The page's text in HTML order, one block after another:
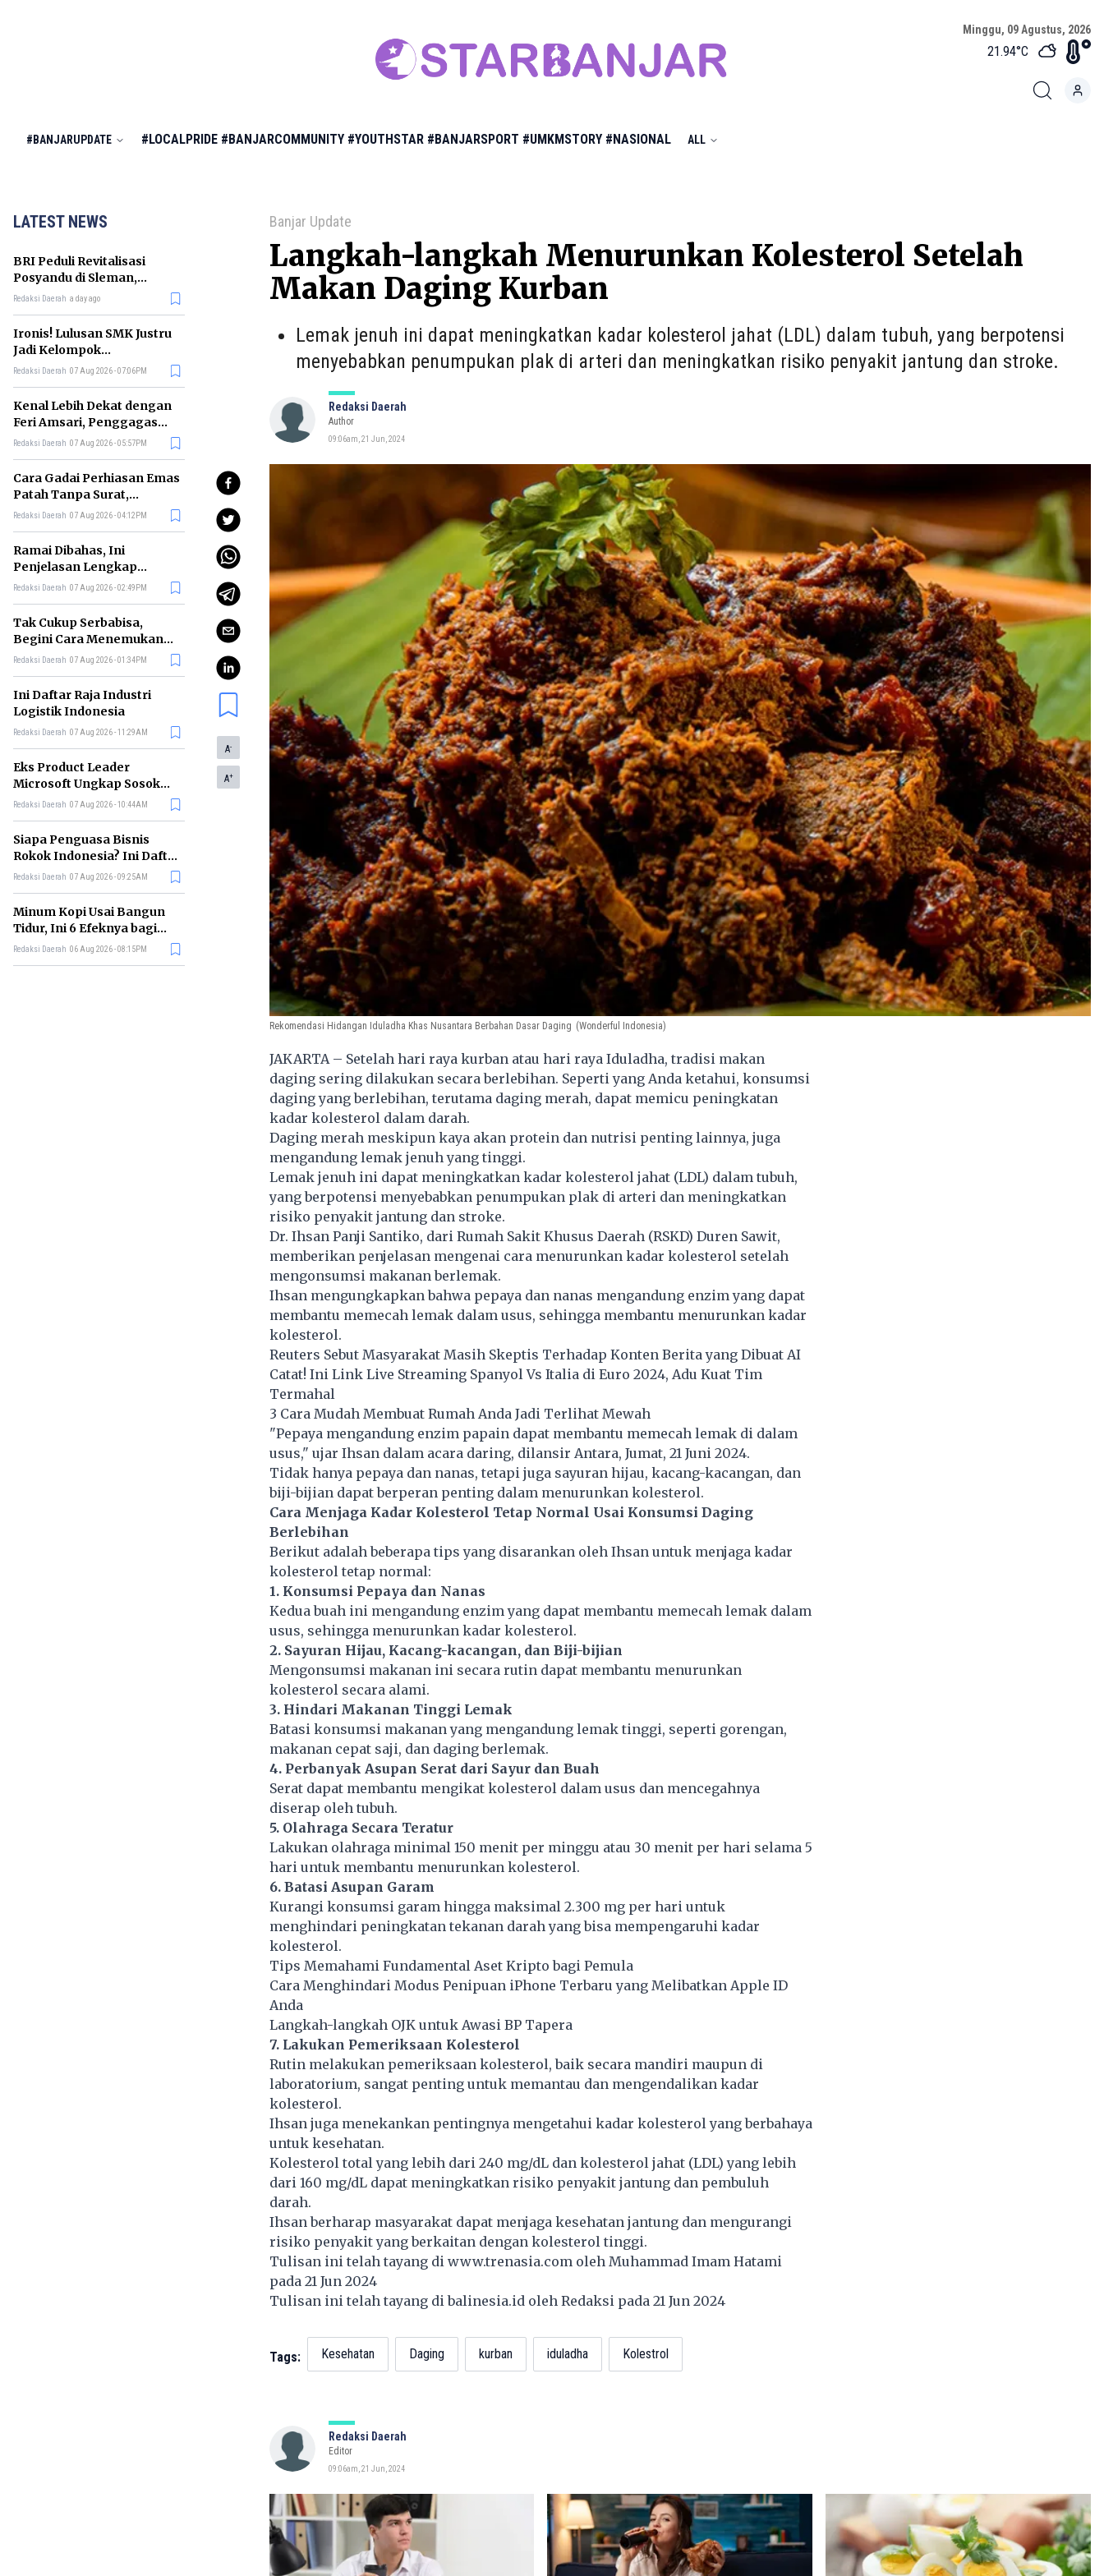
Minggu, 09 Agustus, 2026
21.94°C
#BANJARUPDATE #LOCALPRIDE #BANJARCOMMUNITY #YOUTHSTAR #BANJARSPORT #UMKMSTORY #NASIONAL ALL
LATEST NEWS
BRI Peduli Revitalisasi
Posyandu di Sleman,
Dorong Penurunan
Redaksi Daerah a day ago
Ironis! Lulusan SMK Justru
Jadi Kelompok
Pengangguran Terbanyak
Redaksi Daerah 07 Aug 2026 - 07:06PM
Kenal Lebih Dekat dengan
Feri Amsari, Penggagas
Kabinet Bayangan
Redaksi Daerah 07 Aug 2026 - 05:57PM
Cara Gadai Perhiasan Emas
Patah Tanpa Surat,
Ternyata Tetap Bisa!
Redaksi Daerah 07 Aug 2026 - 04:12PM
Ramai Dibahas, Ini
Penjelasan Lengkap
tentang Konsep Kabinet
Redaksi Daerah 07 Aug 2026 - 02:49PM
Tak Cukup Serbabisa,
Begini Cara Menemukan
'Spike' agar CV Dilirik HR
Redaksi Daerah 07 Aug 2026 - 01:34PM
Ini Daftar Raja Industri
Logistik Indonesia
Redaksi Daerah 07 Aug 2026 - 11:29AM
Eks Product Leader
Microsoft Ungkap Sosok
yang Paling Cocok
Redaksi Daerah 07 Aug 2026 - 10:44AM
Siapa Penguasa Bisnis
Rokok Indonesia? Ini Daftar
Perusahaan Terbesarnya
Redaksi Daerah 07 Aug 2026 - 09:25AM
Minum Kopi Usai Bangun
Tidur, Ini 6 Efeknya bagi
Kesehatan Tubuh
Redaksi Daerah 06 Aug 2026 - 08:15PM
Banjar Update
Langkah-langkah Menurunkan Kolesterol Setelah
Makan Daging Kurban
Lemak jenuh ini dapat meningkatkan kadar kolesterol jahat (LDL) dalam tubuh, yang berpotensi
menyebabkan penumpukan plak di arteri dan meningkatkan risiko penyakit jantung dan stroke.
Redaksi Daerah
Author
09:06am, 21 Jun, 2024
A-
A+
Rekomendasi Hidangan Iduladha Khas Nusantara Berbahan Dasar Daging (Wonderful Indonesia)
JAKARTA – Setelah hari raya kurban atau hari raya Iduladha, tradisi makan
daging sering dilakukan secara berlebihan. Seperti yang Anda ketahui, konsumsi
daging yang berlebihan, terutama daging merah, dapat memicu peningkatan
kadar kolesterol dalam darah.
Daging merah meskipun kaya akan protein dan nutrisi penting lainnya, juga
mengandung lemak jenuh yang tinggi.
Lemak jenuh ini dapat meningkatkan kadar kolesterol jahat (LDL) dalam tubuh,
yang berpotensi menyebabkan penumpukan plak di arteri dan meningkatkan
risiko penyakit jantung dan stroke.
Dr. Ihsan Panji Santiko, dari Rumah Sakit Khusus Daerah (RSKD) Duren Sawit,
memberikan penjelasan mengenai cara menurunkan kadar kolesterol setelah
mengonsumsi makanan berlemak.
Ihsan mengungkapkan bahwa pepaya dan nanas mengandung enzim yang dapat
membantu memecah lemak dalam usus, sehingga membantu menurunkan kadar
kolesterol.
Reuters Sebut Masyarakat Masih Skeptis Terhadap Konten Berita yang Dibuat AI
Catat! Ini Link Live Streaming Spanyol Vs Italia di Euro 2024, Adu Kuat Tim
Termahal
3 Cara Mudah Membuat Rumah Anda Jadi Terlihat Mewah
"Pepaya mengandung enzim papain dapat membantu memecah lemak di dalam
usus," ujar Ihsan dalam acara daring, dilansir Antara, Jumat, 21 Juni 2024.
Tidak hanya pepaya dan nanas, tetapi juga sayuran hijau, kacang-kacangan, dan
biji-bijian dapat berperan penting dalam menurunkan kolesterol.
Cara Menjaga Kadar Kolesterol Tetap Normal Usai Konsumsi Daging
Berlebihan
Berikut adalah beberapa tips yang disarankan oleh Ihsan untuk menjaga kadar
kolesterol tetap normal:
1. Konsumsi Pepaya dan Nanas
Kedua buah ini mengandung enzim yang dapat membantu memecah lemak dalam
usus, sehingga menurunkan kadar kolesterol.
2. Sayuran Hijau, Kacang-kacangan, dan Biji-bijian
Mengonsumsi makanan ini secara rutin dapat membantu menurunkan
kolesterol secara alami.
3. Hindari Makanan Tinggi Lemak
Batasi konsumsi makanan yang mengandung lemak tinggi, seperti gorengan,
makanan cepat saji, dan daging berlemak.
4. Perbanyak Asupan Serat dari Sayur dan Buah
Serat dapat membantu mengikat kolesterol dalam usus dan mencegahnya
diserap oleh tubuh.
5. Olahraga Secara Teratur
Lakukan olahraga minimal 150 menit per minggu atau 30 menit per hari selama 5
hari untuk membantu menurunkan kolesterol.
6. Batasi Asupan Garam
Kurangi konsumsi garam hingga maksimal 2.300 mg per hari untuk
menghindari peningkatan tekanan darah yang bisa mempengaruhi kadar
kolesterol.
Tips Memahami Fundamental Aset Kripto bagi Pemula
Cara Menghindari Modus Penipuan iPhone Terbaru yang Melibatkan Apple ID
Anda
Langkah-langkah OJK untuk Awasi BP Tapera
7. Lakukan Pemeriksaan Kolesterol
Rutin melakukan pemeriksaan kolesterol, baik secara mandiri maupun di
laboratorium, sangat penting untuk memantau dan mengendalikan kadar
kolesterol.
Ihsan juga menekankan pentingnya mengetahui kadar kolesterol yang berbahaya
untuk kesehatan.
Kolesterol total yang lebih dari 240 mg/dL dan kolesterol jahat (LDL) yang lebih
dari 160 mg/dL dapat meningkatkan risiko penyakit jantung dan pembuluh
darah.
Ihsan berharap masyarakat dapat menjaga kesehatan jantung dan mengurangi
risiko penyakit yang berkaitan dengan kolesterol tinggi.
Tulisan ini telah tayang di www.trenasia.com oleh Muhammad Imam Hatami
pada 21 Jun 2024
Tulisan ini telah tayang dibalinesia.id oleh Redaksi pada 21 Jun 2024
Tags: Kesehatan Daging kurban iduladha Kolestrol
Redaksi Daerah
Editor
09:06am, 21 Jun, 2024